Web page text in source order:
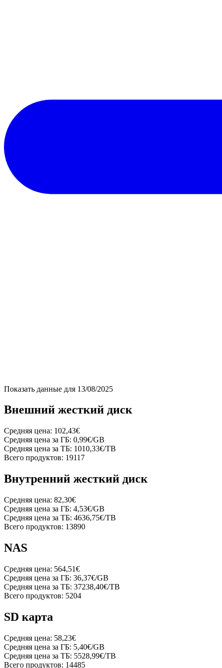
Показать данные для 13/08/2025
Внешний жесткий диск
Средняя цена: 102,43€
Средняя цена за ГБ: 0,99€/GB
Средняя цена за ТБ: 1010,33€/TB
Всего продуктов: 19117
Внутренний жесткий диск
Средняя цена: 82,30€
Средняя цена за ГБ: 4,53€/GB
Средняя цена за ТБ: 4636,75€/TB
Всего продуктов: 13890
NAS
Средняя цена: 564,51€
Средняя цена за ГБ: 36,37€/GB
Средняя цена за ТБ: 37238,40€/TB
Всего продуктов: 5204
SD карта
Средняя цена: 58,23€
Средняя цена за ГБ: 5,40€/GB
Средняя цена за ТБ: 5528,99€/TB
Всего продуктов: 14485